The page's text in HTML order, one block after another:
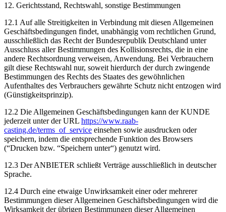
12. Gerichtsstand, Rechtswahl, sonstige Bestimmungen
12.1 Auf alle Streitigkeiten in Verbindung mit diesen Allgemeinen
Geschäftsbedingungen findet, unabhängig vom rechtlichen Grund,
ausschließlich das Recht der Bundesrepublik Deutschland unter
Ausschluss aller Bestimmungen des Kollisionsrechts, die in eine
andere Rechtsordnung verweisen, Anwendung. Bei Verbrauchern
gilt diese Rechtswahl nur, soweit hierdurch der durch zwingende
Bestimmungen des Rechts des Staates des gewöhnlichen
Aufenthaltes des Verbrauchers gewährte Schutz nicht entzogen wird
(Günstigkeitsprinzip).
12.2 Die Allgemeinen Geschäftsbedingungen kann der KUNDE
jederzeit unter der URL https://www.raab-
casting.de/terms_of_service einsehen sowie ausdrucken oder
speichern, indem die entsprechende Funktion des Browsers
(“Drucken bzw. “Speichern unter“) genutzt wird.
12.3 Der ANBIETER schließt Verträge ausschließlich in deutscher
Sprache.
12.4 Durch eine etwaige Unwirksamkeit einer oder mehrerer
Bestimmungen dieser Allgemeinen Geschäftsbedingungen wird die
Wirksamkeit der übrigen Bestimmungen dieser Allgemeinen